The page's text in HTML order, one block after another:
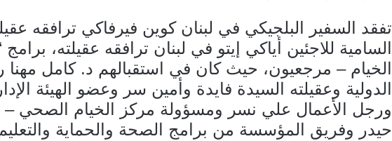
تفقد السفير البلجيكي في لبنان كوين فيرفاكي ترافقه
السامية للاجئين أياكي إيتو في لبنان ترافقه عقيلته،
الخيام – مرجعيون، حيث كان في استقبالهم د. كامل
الدولية وعقيلته السيدة فايدة وأمين سر وعضو الهيئة
ورجل الأعمال علي نسر ومسؤولة مركز الخيام الصحي –
حيدر وفريق المؤسسة من برامج الصحة والحماية